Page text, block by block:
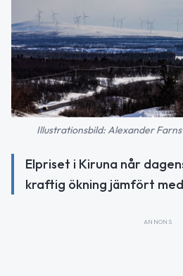
Illustrationsbild: Alexander
Elpriset i Kiruna når
kraftig ökning jämfört
ANNONS